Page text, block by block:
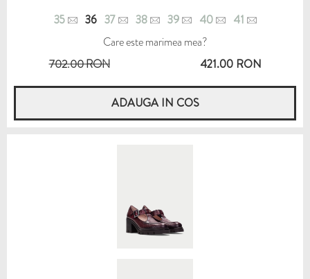
35 36 37 38 39 40
41
Care este marimea mea?
702.00 RON
421.00 RON
ADAUGA IN COS